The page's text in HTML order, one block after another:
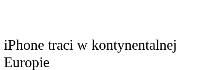
iPhone traci w kontynentalnej
Europie